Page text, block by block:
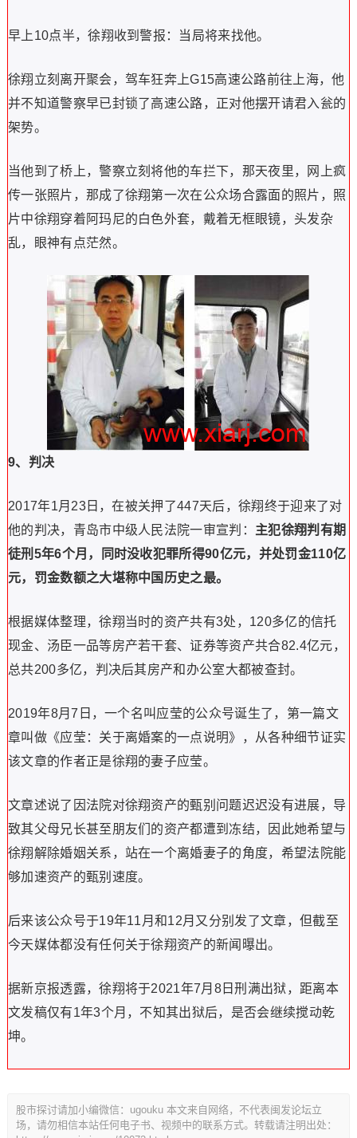
早上10点半，徐翔收到警报：当局将来找他。
徐翔立刻离开聚会，驾车狂奔上G15高速公路前往上海，他
并不知道警察早已封锁了高速公路，正对他摆开请君入瓮的
架势。
当他到了桥上，警察立刻将他的车拦下，那天夜里，网上疯
传一张照片，那成了徐翔第一次在公众场合露面的照片，照
片中徐翔穿着阿玛尼的白色外套，戴着无框眼镜，头发杂
乱，眼神有点茫然。
9、判决
2017年1月23日，在被关押了447天后，徐翔终于迎来了对
他的判决，青岛市中级人民法院一审宣判： 主犯徐翔判有期
徒刑5年6个月，同时没收犯罪所得90亿元，并处罚金110亿
元，罚金数额之大堪称中国历史之最。
根据媒体整理，徐翔当时的资产共有3处，120多亿的信托
现金、汤臣一品等房产若干套、证券等资产共合82.4亿元，
总共200多亿，判决后其房产和办公室大都被查封。
2019年8月7日，一个名叫应莹的公众号诞生了，第一篇文
章叫做《应莹：关于离婚案的一点说明》，从各种细节证实
该文章的作者正是徐翔的妻子应莹。
文章述说了因法院对徐翔资产的甄别问题迟迟没有进展，导
致其父母兄长甚至朋友们的资产都遭到冻结，因此她希望与
徐翔解除婚姻关系，站在一个离婚妻子的角度，希望法院能
够加速资产的甄别速度。
后来该公众号于19年11月和12月又分别发了文章，但截至
今天媒体都没有任何关于徐翔资产的新闻曝出。
据新京报透露，徐翔将于2021年7月8日刑满出狱，距离本
文发稿仅有1年3个月，不知其出狱后，是否会继续搅动乾
坤。
股市探讨请加小编微信：ugouku 本文来自网络，不代表闽发论坛立
场，请勿相信本站任何电子书、视频中的联系方式。转载请注明出处：